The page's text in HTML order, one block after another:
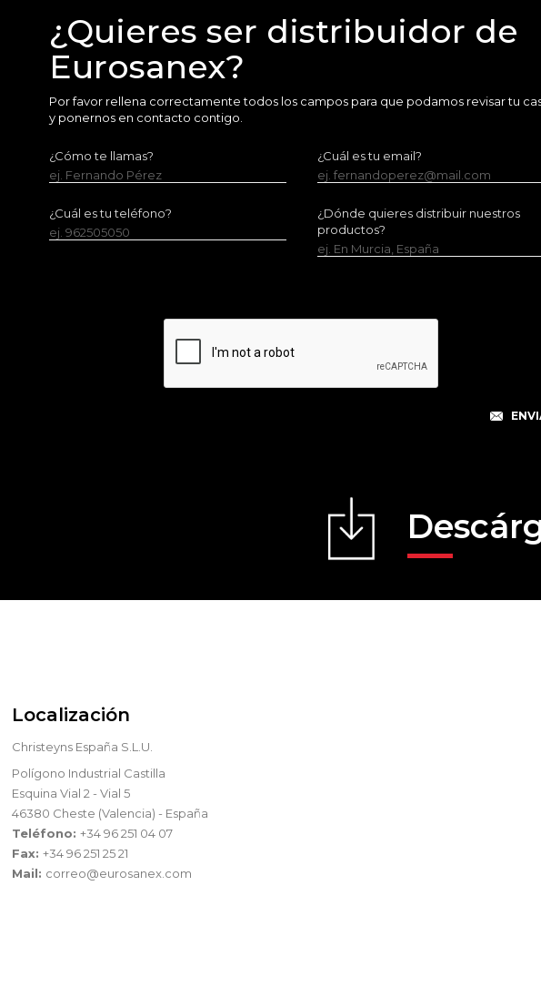
¿Quieres ser distribuidor de
Eurosanex?
Por favor rellena correctamente todos los campos para que podamos revisar tu
y ponernos en contacto contigo.
¿Cómo te llamas?
ej. Fernando Pérez
¿Cuál es tu email?
ej. fernandoperez@mail.com
¿Cuál es tu teléfono?
ej. 962505050
¿Dónde quieres distribuir nuestros
productos?
ej. En Murcia, España
Localización
Christeyns España S.L.U.
Polígono Industrial Castilla
Esquina Vial 2 - Vial 5
46380 Cheste (Valencia) - España
Teléfono:+34 96 251 04 07
Fax:+34 96 251 25 21
Mail: correo@eurosanex.com